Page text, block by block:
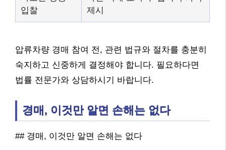
입찰
제시
압류차량 경매 참여 전, 관련 법규와 절차를 충분히
숙지하고 신중하게 결정해야 합니다. 필요하다면
법률 전문가와 상담하시기 바랍니다.
경매, 이것만 알면 손해는 없다
## 경매, 이것만 알면 손해는 없다